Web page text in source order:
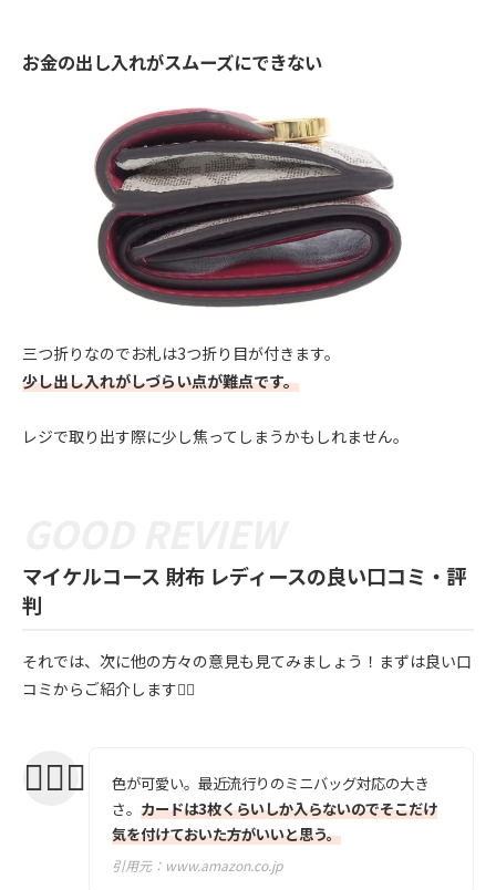
お金の出し入れがスムーズにできない
三つ折りなのでお札は3つ折り目が付きます。
少し出し入れがしづらい点が難点です。
レジで取り出す際に少し焦ってしまうかもしれません。
マイケルコース 財布 レディースの良い口コミ・評
判
それでは、次に他の方々の意見も見てみましょう！まずは良い口
コミからご紹介します💁‍♀️
色が可愛い。最近流行りのミニバッグ対応の大き
さ。 カードは3枚くらいしか入らないのでそこだけ
気を付けておいた方がいいと思う。
引用元： www.amazon.co.jp